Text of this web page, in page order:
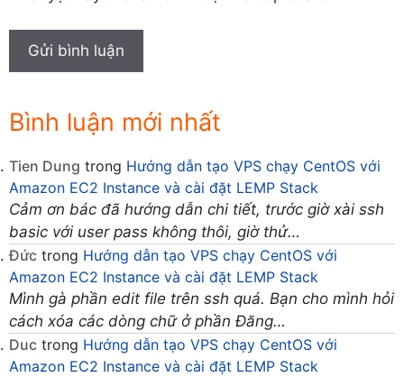
Bình luận mới nhất
Tien Dung trong Hướng dẫn tạo VPS chạy CentOS với
Amazon EC2 Instance và cài đặt LEMP Stack
Cảm ơn bác đã hướng dẫn chi tiết, trước giờ xài ssh
basic với user pass không thôi, giờ thử…
Đức trong Hướng dẫn tạo VPS chạy CentOS với
Amazon EC2 Instance và cài đặt LEMP Stack
Mình gà phần edit file trên ssh quá. Bạn cho mình hỏi
cách xóa các dòng chữ ở phần Đăng…
Duc trong Hướng dẫn tạo VPS chạy CentOS với
Amazon EC2 Instance và cài đặt LEMP Stack